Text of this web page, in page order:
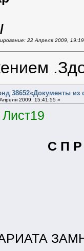
22 Апреля 2009,
38652«Документы из
2009, 15:41:55 »
С П